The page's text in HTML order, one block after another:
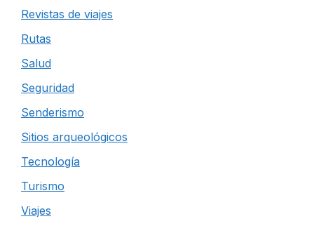
Revistas de viajes
Rutas
Salud
Seguridad
Senderismo
Sitios arqueológicos
Tecnología
Turismo
Viajes